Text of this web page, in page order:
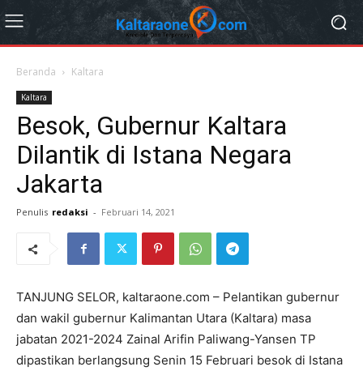
Beranda Kaltara
Kaltara
Besok, Gubernur Kaltara
Dilantik di Istana Negara
Jakarta
Penulis redaksi - Februari 14, 2021
TANJUNG SELOR, kaltaraone.com – Pelantikan gubernur
dan wakil gubernur Kalimantan Utara (Kaltara) masa
jabatan 2021-2024 Zainal Arifin Paliwang-Yansen TP
dipastikan berlangsung Senin 15 Februari besok di Istana